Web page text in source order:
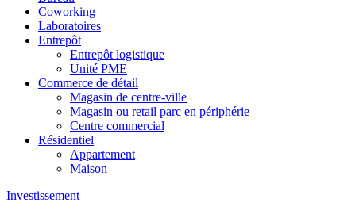
Coworking
Laboratoires
Entrepôt
Entrepôt logistique
Unité PME
Commerce de détail
Magasin de centre-ville
Magasin ou retail parc en périphérie
Centre commercial
Résidentiel
Appartement
Maison
Investissement